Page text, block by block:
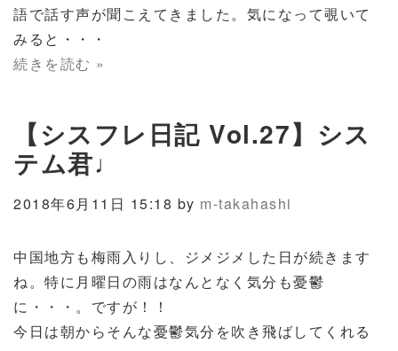
語で話す声が聞こえてきました。気になって覗いて
みると・・・
続きを読む »
【シスフレ日記 Vol.27】シス
テム君♩
2018年6月11日 15:18 by m-takahashi
中国地方も梅雨入りし、ジメジメした日が続きます
ね。特に月曜日の雨はなんとなく気分も憂鬱
に・・・。ですが！！
今日は朝からそんな憂鬱気分を吹き飛ばしてくれる